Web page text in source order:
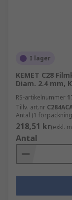
I lager
KEMET C28
Diam. 2.4 mm,
RS-artikelnummer
Tillv. art.nr
Antal (1
218,51 kr(exkl.
Antal